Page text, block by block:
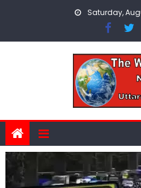
Saturday,